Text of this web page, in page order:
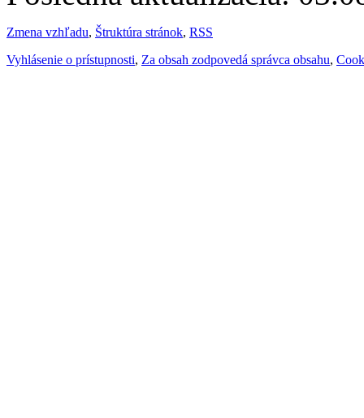
Zmena vzhľadu, Štruktúra stránok, RSS
Vyhlásenie o prístupnosti, Za obsah zodpovedá správca obsahu,